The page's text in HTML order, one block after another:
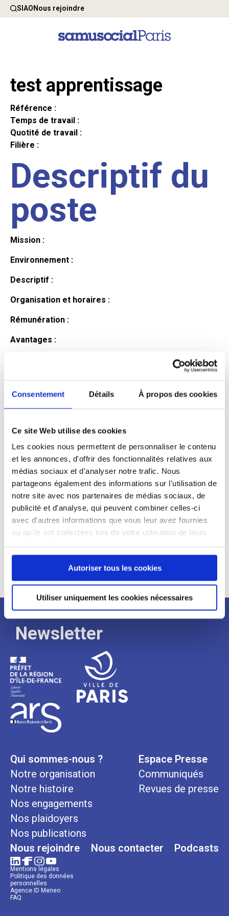
Consentement Détails À propos des cookies
Ce site Web utilise des cookies
Les cookies nous permettent de personnaliser le contenu
et les annonces, d'offrir des fonctionnalités relatives aux
médias sociaux et d'analyser notre trafic. Nous
partageons également des informations sur l'utilisation de
notre site avec nos partenaires de médias sociaux, de
publicité et d'analyse, qui peuvent combiner celles-ci
avec d'autres informations que vous leur avez fournies
ou qu'ils ont collectées lors de votre utilisation de leurs
continuez à utiliser notre site Web.
Autoriser tous les cookies
Utiliser uniquement les cookies nécessaires
SIAONous rejoindre
test apprentissage
Référence :
Temps de travail :
Quotité de travail :
Filière :
Descriptif du
poste
Mission :
Environnement :
Descriptif :
Organisation et horaires :
Rémunération :
Avantages :
candidat
Qualifications et diplômes :
Profil recherché :
Expérience :
Processus
de
recrutement
Newsletter
Qui sommes-nous ?
Notre organisation
Notre histoire
Nos engagements
Nos plaidoyers
Nos publications
Espace Presse
Communiqués
Revues de presse
Nous rejoindre Nous contacter Podcasts
Mentions légales
Politique des données
personnelles
Agence ID Meneo
FAQ